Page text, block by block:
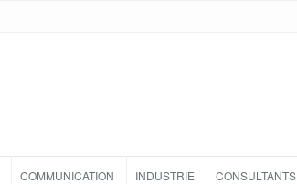
COMMUNICATION INDUSTRIE CONSULTANTS